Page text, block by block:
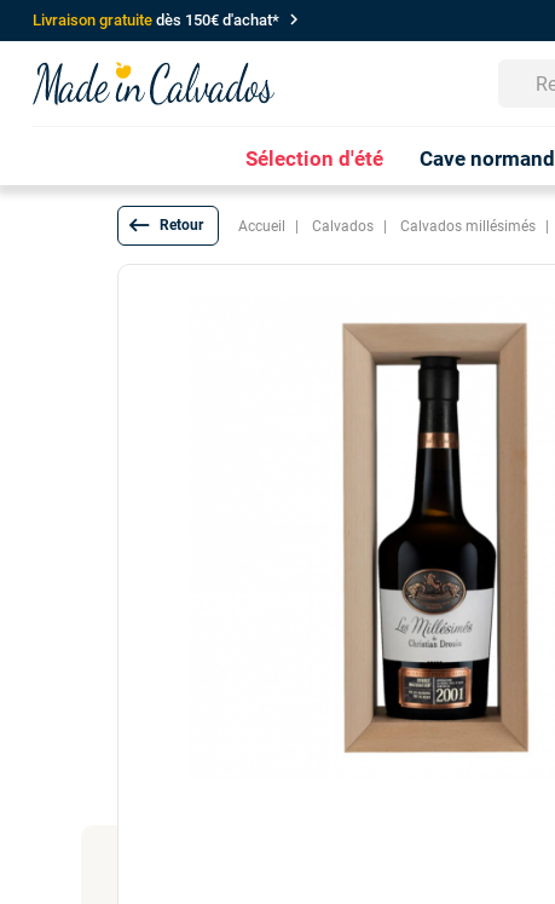
Livraison gratuitedès 150€ d'achat* chevron_right
Sélection d'été Cave
keyboard_backspace Accueil Calvados Calvados millésimés